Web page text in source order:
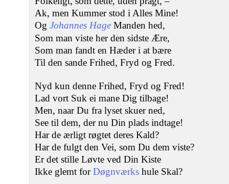
Ak, men Kummer stod i Alles Mine!
Og Johannes Hage Manden hed,
Som man viste her den sidste Ære,
Som man fandt en Hæder i at bære
Til den sande Frihed, Fryd og Fred.
Nyd kun denne Frihed, Fryd og Fred!
Lad vort Suk ei mane Dig tilbage!
Men, naar Du fra lyset skuer ned,
See til dem, der nu Din plads indtage!
Har de ærligt røgtet deres Kald?
Har de fulgt den Vei, som Du dem viste?
Er det stille Løvte ved Din Kiste
Ikke glemt forDøgnværks hule Skal?